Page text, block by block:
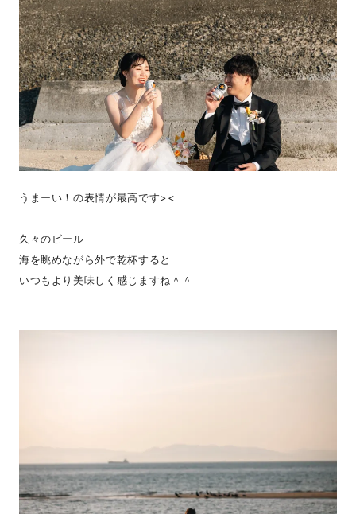
うまーい！の表情が最高です><
久々のビール
海を眺めながら外で乾杯すると
いつもより美味しく感じますね＾＾